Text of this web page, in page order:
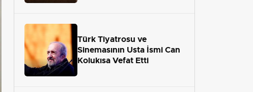
Türk Tiyatrosu ve
Sinemasının Usta İsmi Can
Kolukısa Vefat Etti